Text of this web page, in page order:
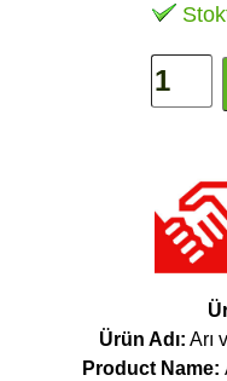
Ürün Adı: Arı
Product Name: